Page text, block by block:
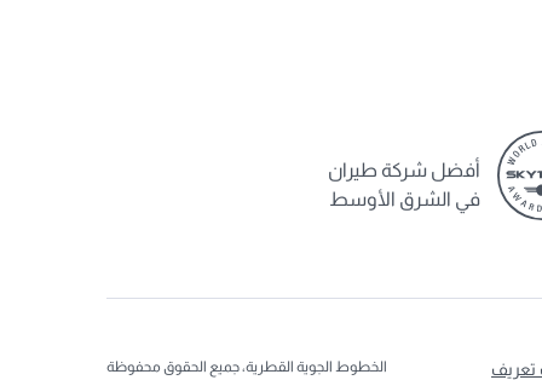
أفضل شركة طيران
في الشرق الأوسط
تعريف الخطوط الجوية القطرية، جميع الحقوق محفوظة